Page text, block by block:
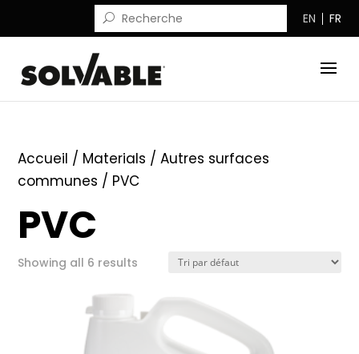
EN FR
Accueil / Materials /Autres surfaces
communes / PVC
PVC
Showing all 6 results